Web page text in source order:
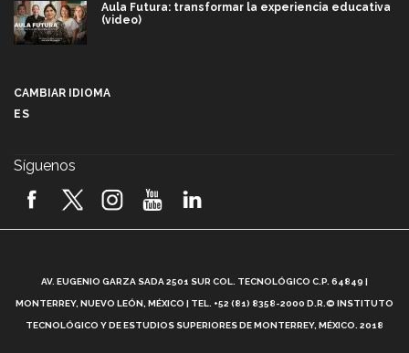
Aula Futura: transformar la experiencia educativa
(video)
2026! (video)
¿Cómo es el Modelo Educativo Tec? (video)
CAMBIAR IDIOMA
ES
Síguenos
AV. EUGENIO GARZA SADA 2501 SUR COL. TECNOLÓGICO C.P. 64849 |
MONTERREY, NUEVO LEÓN, MÉXICO | TEL. +52 (81) 8358-2000 D.R.© INSTITUTO
TECNOLÓGICO Y DE ESTUDIOS SUPERIORES DE MONTERREY, MÉXICO. 2018